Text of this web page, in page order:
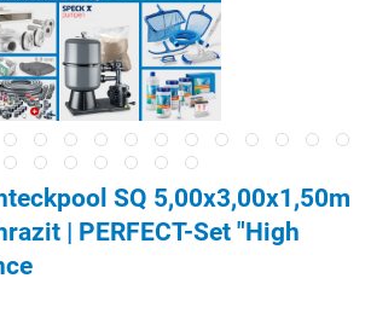
SQ 5,00x3,00x1,50m
| PERFECT-Set "High